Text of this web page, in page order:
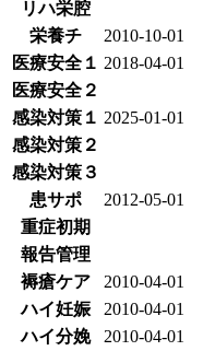
リハ栄腔
栄養チ
2010-10-01
医療安全１ 2018-04-01
医療安全２
感染対策１ 2025-01-01
感染対策２
感染対策３
患サポ
2012-05-01
重症初期
報告管理
褥瘡ケア
2010-04-01
ハイ妊娠
2010-04-01
ハイ分娩
2010-04-01